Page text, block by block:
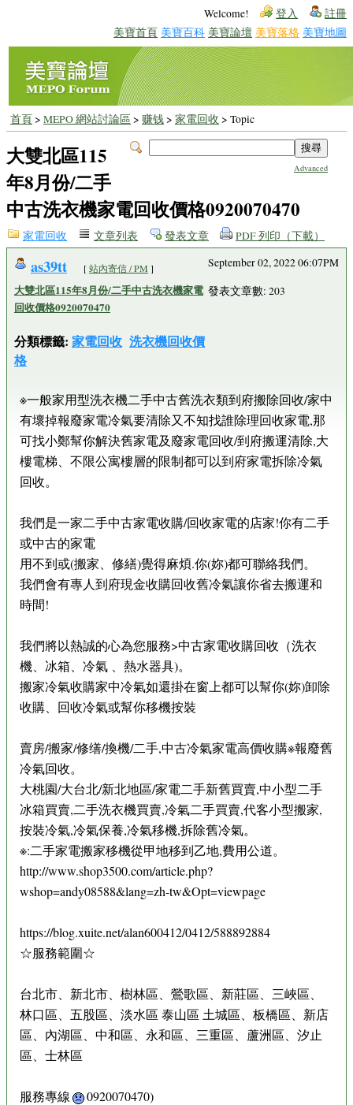
Welcome! 登入 註冊
美寶首頁 美寶百科 美寶論壇 美寶落格 美寶地圖
首頁> MEPO 網站討論區> 赚钱> 家電回收 > Topic
Advanced
大雙北區115
年8月份/二手
中古洗衣機家電回收價格0920070470
家電回收 文章列表 發表文章 PDF 列印（下載）
as39tt [站內寄信 / PM ]
大雙北區115年8月份/二手中古洗衣機家電
回收價格0920070470
分類標籤: 家電回收 洗衣機回收價
格
September 02, 2022 06:07PM
發表文章數: 203
※一般家用型洗衣機二手中古舊洗衣類到府搬除回收/家中
有壞掉報廢家電冷氣要清除又不知找誰除理回收家電,那
可找小鄭幫你解決舊家電及廢家電回收/到府搬運清除,大
樓電梯、不限公寓樓層的限制都可以到府家電拆除冷氣
回收。
我們是一家二手中古家電收購/回收家電的店家!你有二手
或中古的家電
用不到或(搬家、修繕)覺得麻煩.你(妳)都可聯絡我們。
我們會有專人到府現金收購回收舊冷氣讓你省去搬運和
時間!
我們將以熱誠的心為您服務>中古家電收購回收（洗衣
機、冰箱、冷氣 、熱水器具)。
搬家冷氣收購家中冷氣如還掛在窗上都可以幫你(妳)卸除
收購、回收冷氣或幫你移機按裝
賣房/搬家/修缮/換機/二手,中古冷氣家電高價收購※報廢舊
冷氣回收。
大桃園/大台北/新北地區/家電二手新舊買賣,中小型二手
冰箱買賣,二手洗衣機買賣,冷氣二手買賣,代客小型搬家,
按裝冷氣,冷氣保養,冷氣移機,拆除舊冷氣。
※:二手家電搬家移機從甲地移到乙地,費用公道。
http://www.shop3500.com/article.php?
wshop=andy08588&lang=zh-tw&Opt=viewpage
https://blog.xuite.net/alan600412/0412/588892884
☆服務範圍☆
台北市、新北市、樹林區、鶯歌區、新莊區、三峽區、
林口區、五股區、淡水區 泰山區 土城區、板橋區、新店
區、內湖區、中和區、永和區、三重區、蘆洲區、汐止
區、士林區
服務專線
0920070470)